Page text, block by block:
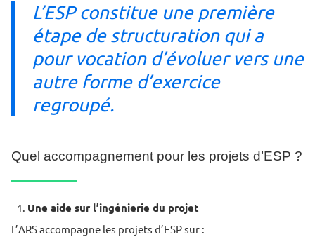
L’ESP constitue une première
étape de structuration qui a
pour vocation d’évoluer vers une
autre forme d’exercice
regroupé.
Quel accompagnement pour les projets d’ESP ?
Une aide sur l’ingénierie du projet
L’ARS accompagne les projets d’ESP sur :